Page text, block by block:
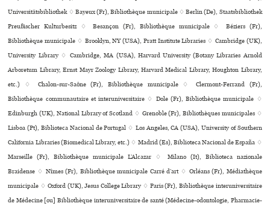
Universitätsbibliothek ♢ Bayeux (Fr), Bibliothèque muni­ci­pale ♢ Berlin (De), Staatsbibliothek
Preußischer Kulturbesitz ♢ Besançon (Fr), Bibliothèque muni­ci­pale ♢ Béziers (Fr),
Bibliothèque muni­ci­pale ♢ Brooklyn, NY (USA), Pratt Institute Libraries ♢ Cambridge (UK),
University Library ♢ Cambridge, MA (USA), Harvard University (Botany Libraries Arnold
Arboretum Library, Ernst Mayr Zoology Library, Harvard Medical Library, Houghton Library,
etc.) ♢ Chalon-sur-Saône (Fr), Bibliothèque muni­ci­pale ♢ Clermont-Ferrand (Fr),
Bibliothèque com­mu­nau­taire et inte­ru­ni­ver­si­taire ♢ Dole (Fr), Bibliothèque muni­ci­pale ♢
Edinburgh (UK), National Library of Scotland ♢ Grenoble (Fr), Bibliothèques muni­ci­pa­les ♢
Lisboa (Pt), Biblioteca Nacional de Portugal ♢ Los Angeles, CA (USA), University of Southern
California Libraries (Biomedical Library, etc.) ♢ Madrid (Es), Biblioteca Nacional de España ♢
Marseille (Fr), Bibliothèque muni­ci­pale L’Alcazar ♢ Milano (It), Biblioteca nazio­nale
Braidense ♢ Nîmes (Fr), Bibliothèque muni­ci­pale Carré d’art ♢ Orléans (Fr), Médiathèque
muni­ci­pale ♢ Oxford (UK), Jesus College Library ♢ Paris (Fr), Bibliothèque inte­ru­ni­ver­si­taire
de Médecine [ou] Bibliothèque inte­ru­ni­ver­si­taire de santé (Médecine-odon­to­lo­gie, Pharmacie-